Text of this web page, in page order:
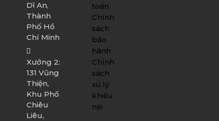
Dĩ An,
Thành
Phố Hồ
Chí Minh
Xưởng 2:
131 Vũng
Thiện,
Khu Phố
Chiêu
Liêu,
toán
Chính
sách
bảo
hành
Chính
sách
xử lý
khiếu
nại